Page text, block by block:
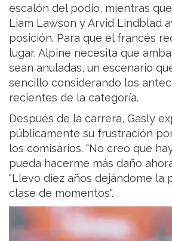
escalón del podio, mientras
Liam Lawson y Arvid Lindblad
posición. Para que el francés
lugar, Alpine necesita que
sean anuladas, un escenario
sencillo considerando los
recientes de la categoría.
Después de la carrera, Gasly
públicamente su frustración
los comisarios. "No creo que
pueda hacerme más daño
"Llevo diez años dejándome la
clase de momentos".